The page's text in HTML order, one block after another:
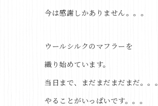
今は感謝しかありません。。。
ウールシルクのマフラーを
織り始めています。
当日まで、まだまだまだまだ。。。
やることがいっぱいです。。。